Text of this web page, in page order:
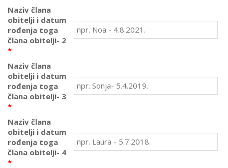
Naziv člana
obitelji i datum
rođenja toga
člana obitelji- 2
*
Naziv člana
obitelji i datum
rođenja toga
člana obitelji- 3
*
Naziv člana
obitelji i datum
rođenja toga
člana obitelji- 4
*